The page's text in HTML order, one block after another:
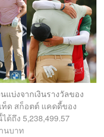
บ่งจากเงินรางวัลของ
ท็ด สก็อตต์ แคดดี้ของ
ด้ถึง 5,238,499.57
นบาท